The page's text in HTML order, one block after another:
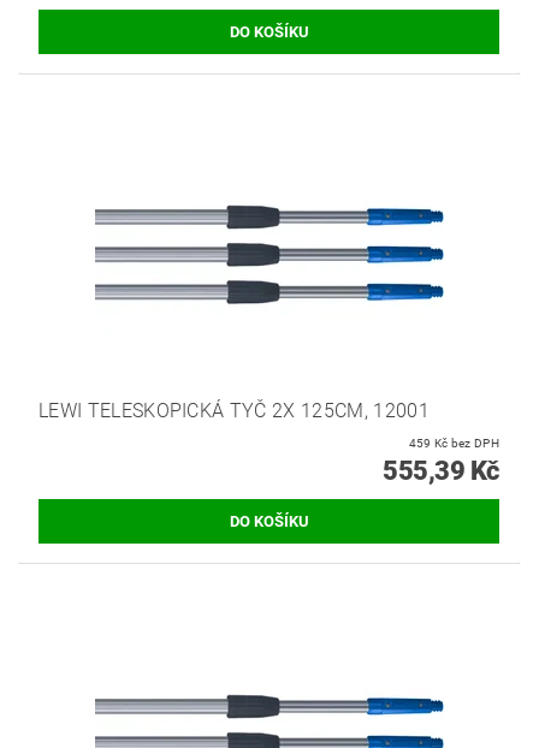
LEWI TELESKOPICKÁ TYČ 2X 125CM, 12001
459 Kč bez DPH
555,39 Kč